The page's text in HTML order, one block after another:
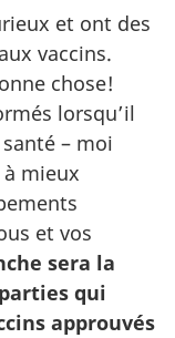
et ont des
vaccins.
chose!
lorsqu’il
– moi
mieux
et vos
sera la
qui
approuvés